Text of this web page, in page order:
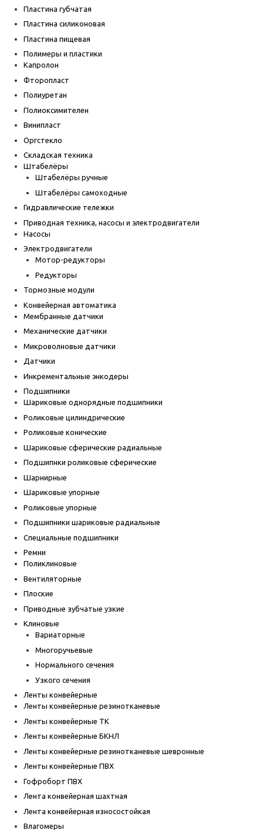
Пластина губчатая
Пластина силиконовая
Пластина пищевая
Полимеры и пластики
Капролон
Фторопласт
Полиуретан
Полиоксимителен
Винипласт
Оргстекло
Складская техника
Штабелёры
Штабелёры ручные
Штабелёры самоходные
Гидравлические тележки
Приводная техника, насосы и электродвигатели
Насосы
Электродвигатели
Мотор-редукторы
Редукторы
Тормозные модули
Конвейерная автоматика
Мембранные датчики
Механические датчики
Микроволновые датчики
Датчики
Инкрементальные энкодеры
Подшипники
Шариковые однорядные подшипники
Роликовые цилиндрические
Роликовые конические
Шариковые сферические радиальные
Подшипнки роликовые сферические
Шарнирные
Шариковые упорные
Роликовые упорные
Подшипники шариковые радиальные
Специальные подшипники
Ремни
Поликлиновые
Вентиляторные
Плоские
Приводные зубчатые узкие
Клиновые
Вариаторные
Многоручьевые
Нормального сечения
Узкого сечения
Ленты конвейерные
Ленты конвейерные резинотканевые
Ленты конвейерные ТК
Ленты конвейерные БКНЛ
Ленты конвейерные резинотканевые шевронные
Ленты конвейерные ПВХ
Гофроборт ПВХ
Лента конвейерная шахтная
Лента конвейерная износостойкая
Влагомеры